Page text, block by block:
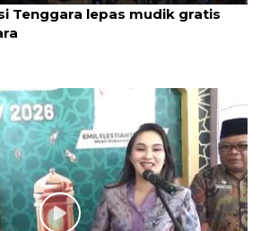
Tenggara lepas mudik gratis